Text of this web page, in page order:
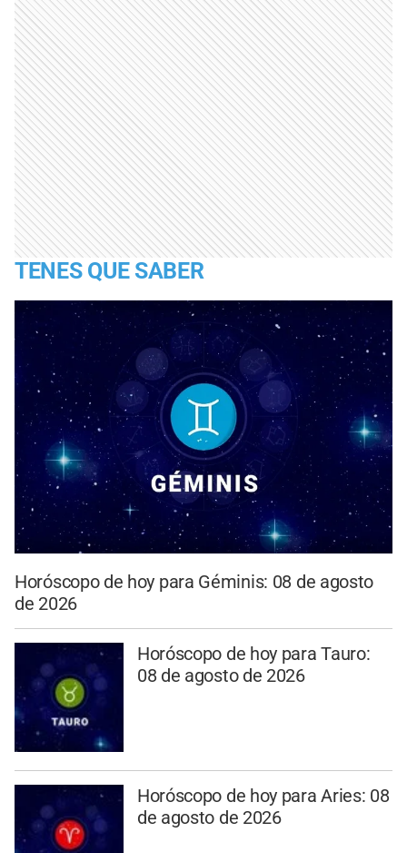
TENES QUE SABER
Horóscopo de hoy para Géminis: 08 de agosto
de 2026
Horóscopo de hoy para Tauro:
08 de agosto de 2026
Horóscopo de hoy para Aries: 08
de agosto de 2026